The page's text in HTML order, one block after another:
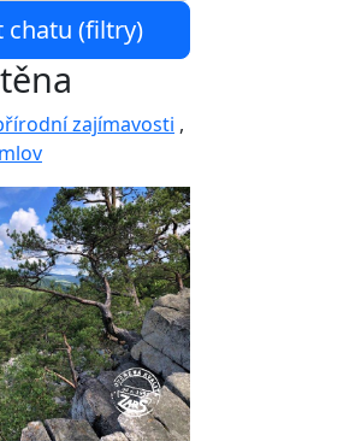
chatu (filtry)
zajímavosti ,